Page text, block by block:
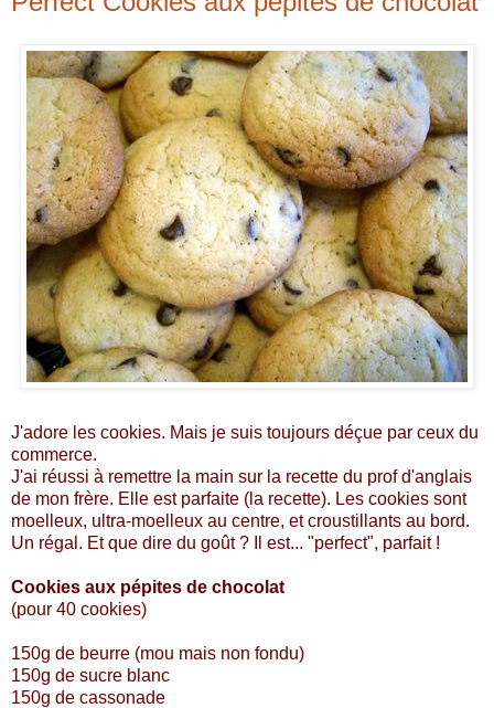
J'adore les cookies. Mais je suis toujours déçue par ceux du
commerce.
J'ai réussi à remettre la main sur la recette du prof d'anglais
de mon frère. Elle est parfaite (la recette). Les cookies sont
moelleux, ultra-moelleux au centre, et croustillants au bord.
Un régal. Et que dire du goût ? Il est... "perfect", parfait !
Cookies aux pépites de chocolat
(pour 40 cookies)
150g de beurre (mou mais non fondu)
150g de sucre blanc
150g de cassonade